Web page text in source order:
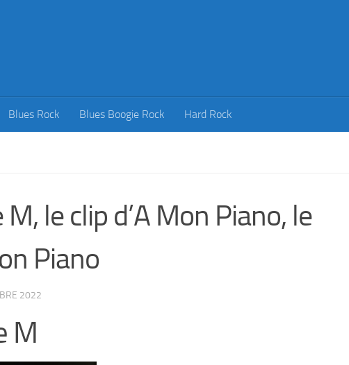
Blues Rock Blues Boogie Rock Hard Rock
le clip d’A Mon Piano, le
Piano
2022
M